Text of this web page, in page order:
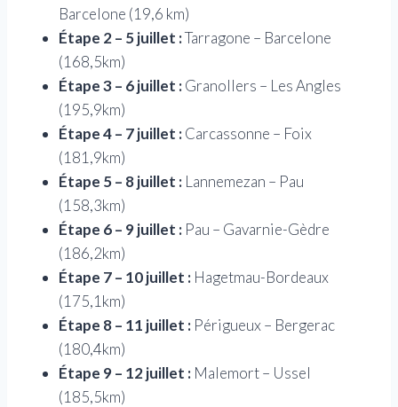
Barcelone (19,6 km)
Étape 2 – 5 juillet :Tarragone – Barcelone
(168,5km)
Étape 3 – 6 juillet :Granollers – Les Angles
(195,9km)
Étape 4 – 7 juillet :Carcassonne – Foix
(181,9km)
Étape 5 – 8 juillet : Lannemezan – Pau
(158,3km)
Étape 6 – 9 juillet : Pau – Gavarnie-Gèdre
(186,2km)
Étape 7 – 10 juillet : Hagetmau-Bordeaux
(175,1km)
Étape 8 – 11 juillet : Périgueux – Bergerac
(180,4km)
Étape 9 – 12 juillet : Malemort – Ussel
(185,5km)